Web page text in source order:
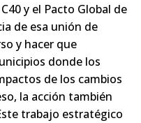
y el Pacto Global de
de esa unión de
y hacer que
donde los
de los cambios
la acción también
trabajo estratégico